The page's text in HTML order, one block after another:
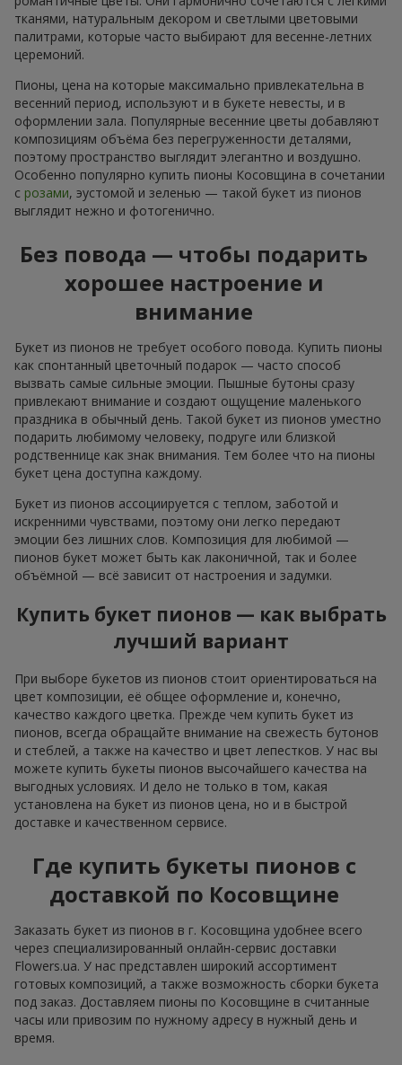
тканями, натуральным декором и светлыми цветовыми
палитрами, которые часто выбирают для весенне-летних
церемоний.
Пионы, цена на которые максимально привлекательна в
весенний период, используют и в букете невесты, и в
оформлении зала. Популярные весенние цветы добавляют
композициям объёма без перегруженности деталями,
поэтому пространство выглядит элегантно и воздушно.
Особенно популярно купить пионы Косовщина в сочетании
с розами, эустомой и зеленью — такой букет из пионов
выглядит нежно и фотогенично.
Без повода — чтобы подарить
хорошее настроение и
внимание
Букет из пионов не требует особого повода. Купить пионы
как спонтанный цветочный подарок — часто способ
вызвать самые сильные эмоции. Пышные бутоны сразу
привлекают внимание и создают ощущение маленького
праздника в обычный день. Такой букет из пионов уместно
подарить любимому человеку, подруге или близкой
родственнице как знак внимания. Тем более что на пионы
букет цена доступна каждому.
Букет из пионов ассоциируется с теплом, заботой и
искренними чувствами, поэтому они легко передают
эмоции без лишних слов. Композиция для любимой —
пионов букет может быть как лаконичной, так и более
объёмной — всё зависит от настроения и задумки.
Купить букет пионов — как выбрать
лучший вариант
При выборе букетов из пионов стоит ориентироваться на
цвет композиции, её общее оформление и, конечно,
качество каждого цветка. Прежде чем купить букет из
пионов, всегда обращайте внимание на свежесть бутонов
и стеблей, а также на качество и цвет лепестков. У нас вы
можете купить букеты пионов высочайшего качества на
выгодных условиях. И дело не только в том, какая
установлена на букет из пионов цена, но и в быстрой
доставке и качественном сервисе.
Где купить букеты пионов с
доставкой по Косовщине
Заказать букет из пионов в г. Косовщина удобнее всего
через специализированный онлайн-сервис доставки
Flowers.ua. У нас представлен широкий ассортимент
готовых композиций, а также возможность сборки букета
под заказ. Доставляем пионы по Косовщине в считанные
часы или привозим по нужному адресу в нужный день и
время.